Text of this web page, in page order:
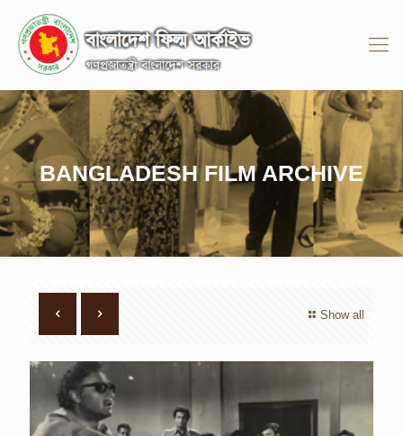
BANGLADESH FILM ARCHIVE
Show all